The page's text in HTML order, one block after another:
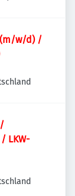
(m/w/d) /
LKW-